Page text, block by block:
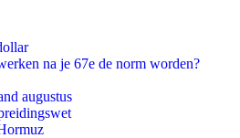
na je 67e de norm worden?
augustus